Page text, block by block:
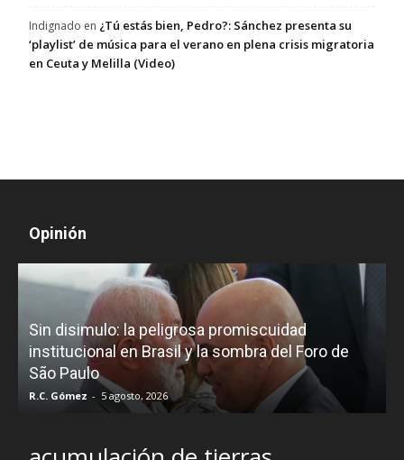
Indignado en ¿Tú estás bien, Pedro?: Sánchez presenta su
‘playlist’ de música para el verano en plena crisis migratoria
en Ceuta y Melilla (Video)
Opinión
Sin disimulo: la peligrosa promiscuidad
institucional en Brasil y la sombra del Foro de
São Paulo
R.C. Gómez - 5 agosto, 2026